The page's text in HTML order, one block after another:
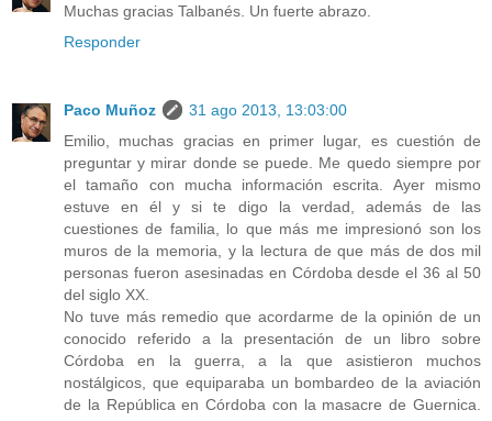
Muchas gracias Talbanés. Un fuerte abrazo.
Responder
Paco Muñoz
31 ago 2013, 13:03:00
Emilio, muchas gracias en primer lugar, es cuestión de
preguntar y mirar donde se puede. Me quedo siempre por
el tamaño con mucha información escrita. Ayer mismo
estuve en él y si te digo la verdad, además de las
cuestiones de familia, lo que más me impresionó son los
muros de la memoria, y la lectura de que más de dos mil
personas fueron asesinadas en Córdoba desde el 36 al 50
del siglo XX.
No tuve más remedio que acordarme de la opinión de un
conocido referido a la presentación de un libro sobre
Córdoba en la guerra, a la que asistieron muchos
nostálgicos, que equiparaba un bombardeo de la aviación
de la República en Córdoba con la masacre de Guernica.